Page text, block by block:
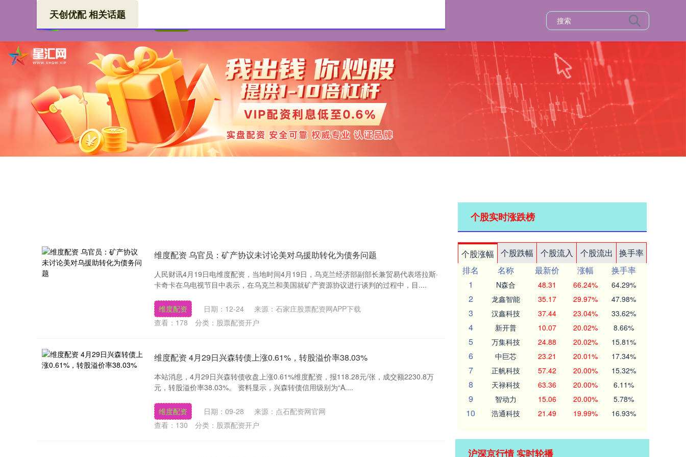
天创优配 相关话题
维度配资 乌官员：矿产协议未讨论美对乌援助转化为债务问题
人民财讯4月19日电维度配资，当地时间4月19日，乌克兰经济部副部长兼贸易代表塔拉斯·
卡奇卡在乌电视节目中表示，在乌克兰和美国就矿产资源协议进行谈判的过程中，目....
维度配资 日期：12-24
来源：石家庄股票配资网APP下载
查看： 178 分类： 股票配资开户
维度配资 4月29日兴森转债上涨0.61%，转股溢价率38.03%
本站消息，4月29日兴森转债收盘上涨0.61%维度配资，报118.28元/张，成交额2230.8万
元，转股溢价率38.03%。 资料显示，兴森转债信用级别为“A....
维度配资 日期：09-28
来源：点石配资网官网
查看： 130 分类： 股票配资开户
个股实时涨跌榜
个股涨幅 个股跌幅 个股流入 个股流出
换手率
排名
名称 最新价 涨幅
换手率
1
N森合 48.31 66.24% 64.29%
2 龙鑫智能 35.17 29.97% 47.98%
3 汉鑫科技 37.44 23.04% 33.62%
4 新开普 10.07 20.02% 8.66%
5 万集科技 24.88 20.02% 15.81%
6 中巨芯 23.21 20.01% 17.34%
7 正帆科技 57.42 20.00% 15.32%
8 天禄科技 63.36 20.00% 6.11%
9 智动力 15.06 20.00% 5.78%
10 浩通科技 21.49 19.99% 16.93%
沪深京行情 实时轮播